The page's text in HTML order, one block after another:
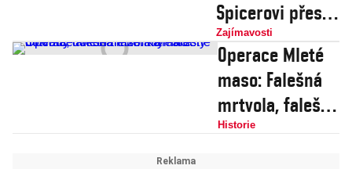
Spicerovi přes
cestu
Lochneska. Nebo
taky ne. A co ti
další netvoři?
Zajímavosti
Operace Mleté
maso: Falešná
mrtvola, falešná
milenka i
Historie